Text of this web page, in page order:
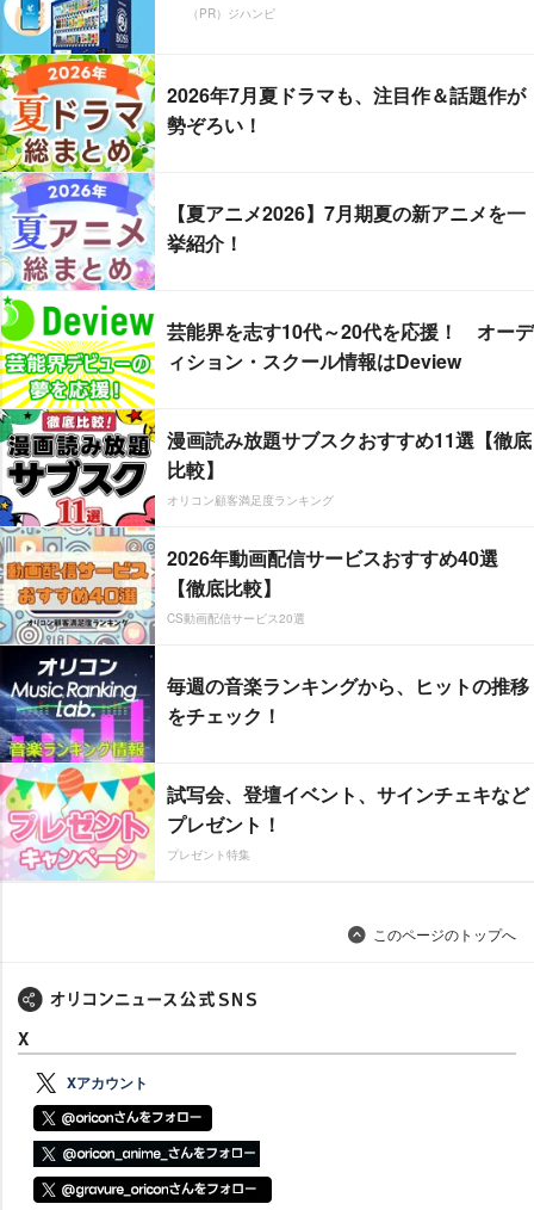
（PR）ジハンピ
2026年7月夏ドラマも、注目作＆話題作が
勢ぞろい！
【夏アニメ2026】7月期夏の新アニメを一
挙紹介！
芸能界を志す10代～20代を応援！ オーデ
ィション・スクール情報はDeview
漫画読み放題サブスクおすすめ11選【徹底
比較】
オリコン顧客満足度ランキング
2026年動画配信サービスおすすめ40選
【徹底比較】
CS動画配信サービス20選
毎週の音楽ランキングから、ヒットの推移
をチェック！
試写会、登壇イベント、サインチェキなど
プレゼント！
プレゼント特集
このページのトップへ
X
Xアカウント